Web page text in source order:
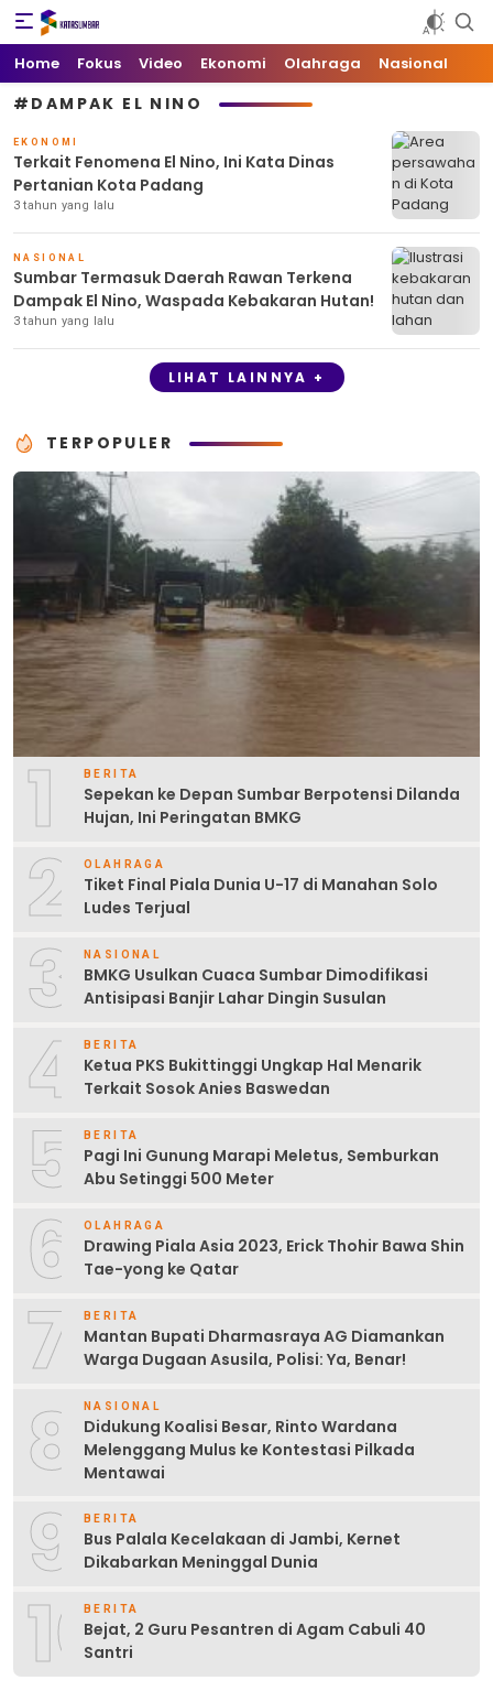
Kata Sumbar
Berita Sumbar Hari Ini
Home Fokus Video Ekonomi Olahraga Nasional
#DAMPAK EL NINO
EKONOMI
Terkait Fenomena El Nino, Ini Kata Dinas
Pertanian Kota Padang
3 tahun yang lalu
NASIONAL
Sumbar Termasuk Daerah Rawan Terkena
Dampak El Nino, Waspada Kebakaran Hutan!
3 tahun yang lalu
LIHAT LAINNYA +
TERPOPULER
1 BERITA
Sepekan ke Depan Sumbar Berpotensi Dilanda
Hujan, Ini Peringatan BMKG
2 OLAHRAGA
Tiket Final Piala Dunia U-17 di Manahan Solo
Ludes Terjual
3 NASIONAL
BMKG Usulkan Cuaca Sumbar Dimodifikasi
Antisipasi Banjir Lahar Dingin Susulan
4 BERITA
Ketua PKS Bukittinggi Ungkap Hal Menarik
Terkait Sosok Anies Baswedan
5 BERITA
Pagi Ini Gunung Marapi Meletus, Semburkan
Abu Setinggi 500 Meter
6 OLAHRAGA
Drawing Piala Asia 2023, Erick Thohir Bawa Shin
Tae-yong ke Qatar
7 BERITA
Mantan Bupati Dharmasraya AG Diamankan
Warga Dugaan Asusila, Polisi: Ya, Benar!
8 NASIONAL
Didukung Koalisi Besar, Rinto Wardana
Melenggang Mulus ke Kontestasi Pilkada
Mentawai
9 BERITA
Bus Palala Kecelakaan di Jambi, Kernet
Dikabarkan Meninggal Dunia
10BERITA
Bejat, 2 Guru Pesantren di Agam Cabuli 40
Santri